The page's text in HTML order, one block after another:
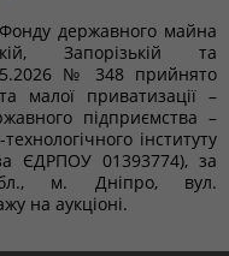
Фонду державного майна
Запорізькій та
№ 348 прийнято
малої приватизації –
підприємства –
інституту
ЄДРПОУ 01393774), за
м. Дніпро, вул.
на аукціоні.